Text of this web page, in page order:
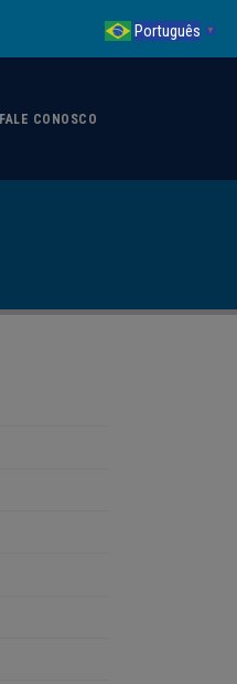
FALE CONOSCO
Português ▼